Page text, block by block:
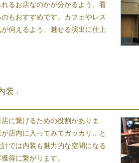
るお店なのかが分かるよう、看
もおすすめです。カフェやレス
伺えるよう、魅せる演出に仕上
」
に繋げるための役割がありま
店内に入ってみてガッカリ…と
計では内装も魅力的な空間になる
得に繋がります。